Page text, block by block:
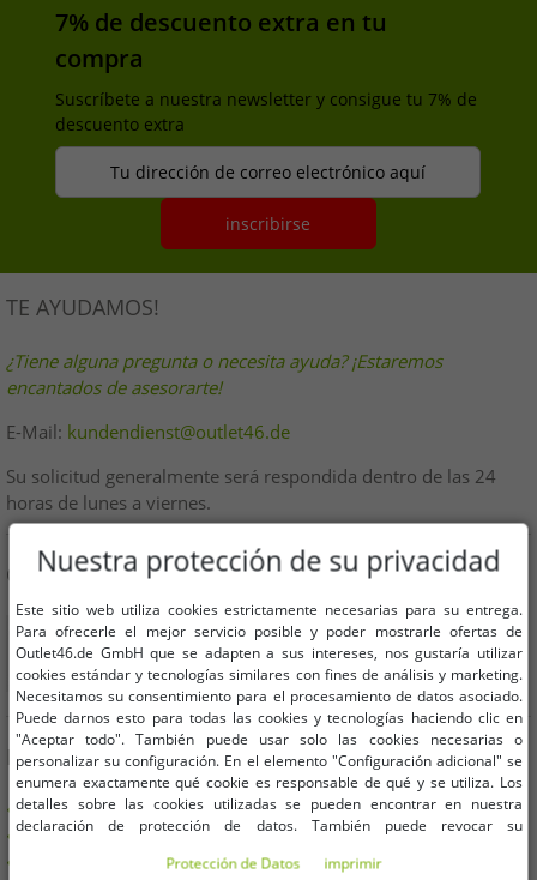
7% de descuento extra en tu
compra
Suscríbete a nuestra newsletter y consigue tu 7% de
descuento extra
Tu dirección de correo electrónico aquí
inscribirse
TE AYUDAMOS!
¿Tiene alguna pregunta o necesita ayuda? ¡Estaremos
encantados de asesorarte!
E-Mail: kundendienst@outlet46.de
Su solicitud generalmente será respondida dentro de las 24
horas de lunes a viernes.
COMPRA DE FORMA SEGURA
BENEFICIOS
COMPRA EN FACTURA
100 días derecho de devolución
Envío gratis a partir de 49 € (DE)
Nuestra protección de su privacidad
Este sitio web utiliza cookies estrictamente necesarias para su entrega.
Para ofrecerle el mejor servicio posible y poder mostrarle ofertas de
Outlet46.de GmbH que se adapten a sus intereses, nos gustaría utilizar
cookies estándar y tecnologías similares con fines de análisis y marketing.
Necesitamos su consentimiento para el procesamiento de datos asociado.
Puede darnos esto para todas las cookies y tecnologías haciendo clic en
"Aceptar todo". También puede usar solo las cookies necesarias o
personalizar su configuración. En el elemento "Configuración adicional" se
enumera exactamente qué cookie es responsable de qué y se utiliza. Los
detalles sobre las cookies utilizadas se pueden encontrar en nuestra
declaración de protección de datos. También puede revocar su
encontrar en la impresión.Protección de Datos imprimir